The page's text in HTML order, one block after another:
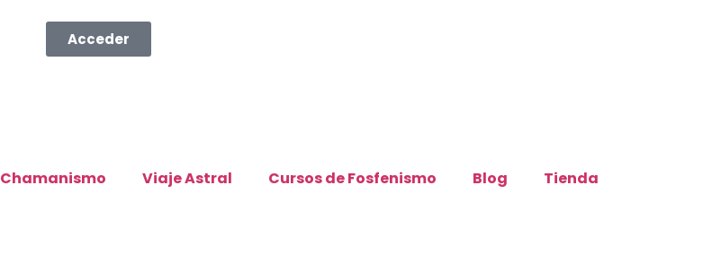
Acceder
Chamanismo Viaje Astral Cursos de Fosfenismo Blog Tienda